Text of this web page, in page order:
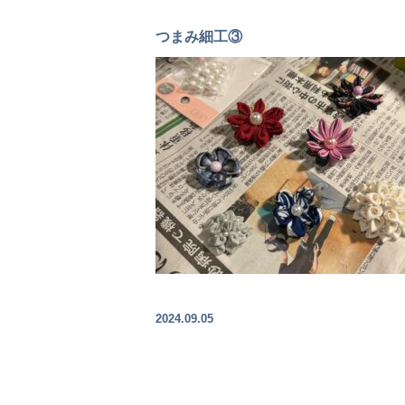
つまみ細工③
2024.09.05